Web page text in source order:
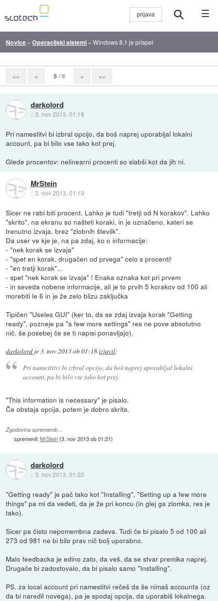
☰
Novice »Operacijski sistemi »Windows 8.1 je prispel
«« « 5 / 6 » »»
darkolord
::3. nov 2013, 01:18
Pri namestitvi bi izbral opcijo, da boš naprej uporabljal lokalni
account, pa bi bilo vse tako kot prej.
Glede procentov: nelinearni procenti so slabši kot da jih ni.
MrStein
::3. nov 2013, 01:19
Sicer ne rabi biti procent. Lahko je tudi "tretji od N korakov". Lahko
"skrito", na ekranu so našteti koraki, in je označeno, kateri se
trenutno izvaja, brez "zlobnih številk".
Da user ve kje je, na pa zdaj, ko o informacije:
- "nek korak se izvaja"
- "spet en korak, drugačen od prvega" celo s procenti!
- "en tretji korak"...
- spet "nek korak se izvaja" ! Enaka oznaka kot pri prvem
- in seveda nobene informacije, ali je to prvih 5 korakov od 100 ali
morebiti le 6 in je že zelo blizu zaključka
Tipičen "Useles GUI" (ker to, da se zdaj izvaja korak "Getting
ready", pozneje pa "a few more settings" res ne pove absolutno
nič, še posebej če se ti napisi ponavljajo).
darkolord je3. nov 2013 ob 01:18izjavil:
Pri namestitvi bi izbral opcijo, da boš naprej uporabljal lokalni
account, pa bi bilo vse tako kot prej.
"This information is necessary" je pisalo.
Če obstaja opcija, potem je dobro skrita.
Zgodovina sprememb…
spremenil:MrStein(3. nov 2013 ob 01:21)
darkolord
::3. nov 2013, 01:33
"Getting ready" je pač tako kot "Installing", "Setting up a few more
things" pa mi da vedeti, da je že pri koncu (in glej ga zlomka, res je
tako).
Sicer pa čisto nepomembna zadeva. Tudi če bi pisalo 5 od 100 ali
273 od 981 ne bi bilo prav nič bolj uporabno.
Malo feedbacka je edino zato, da veš, da se stvar premika naprej.
Drugače bi zadostovalo, da bi pisalo samo "Installing".
PS. za local account pri namestitvi rečeš da še nimaš accounta (oz
da bi naredil novega), pa je spodaj opcija, da uporabiš lokalnega.